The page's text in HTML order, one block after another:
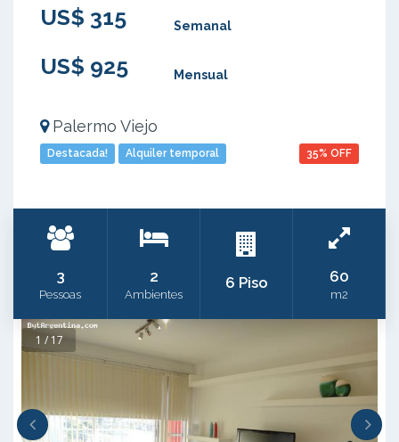
US$ 315
Semanal
US$ 925 Mensual
Palermo Viejo
Destacada! Alquiler temporal 35% OFF
3
Pessoas
2
Ambientes
6 Piso 60
m2
1 / 17